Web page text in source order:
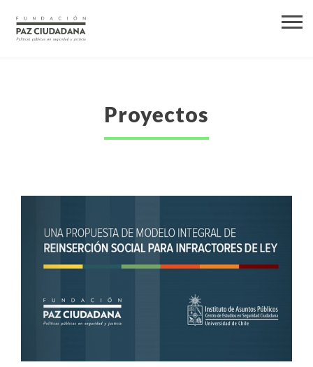
Proyectos